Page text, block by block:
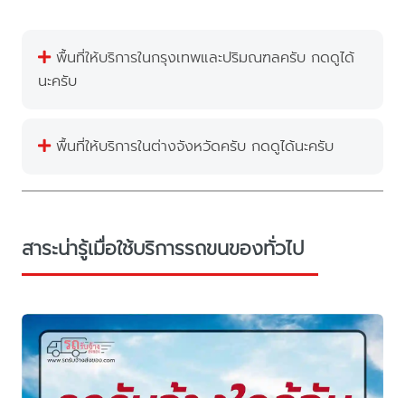
พื้นที่ให้บริการในกรุงเทพและปริมณฑลครับ กดดูได้
นะครับ
พื้นที่ให้บริการในต่างจังหวัดครับ กดดูได้นะครับ
สาระน่ารู้เมื่อใช้บริการรถขนของทั่วไป